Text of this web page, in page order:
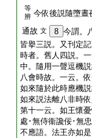
等
辨 今依後説隨墮晝
通故 文 8 今謂。
皆擧三説。又刊定
時者。舊人四説。
中。隨用一聲逗機
八會時故。一云。
如來隨於此時應機
如來説法離八非時
第十一云。如王懷
處･無侍衞讒佞･無
不應語。法王亦如